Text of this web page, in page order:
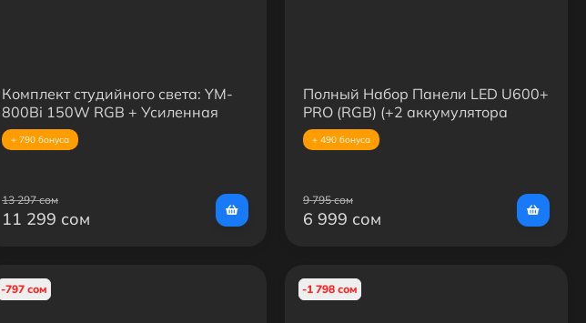
Комплект студийного света: YM-
800Bi 150W RGB + Усиленная
стойка + Сферический софтбокс
65 см
+ 790 бонуса
13 297 сом
11 299 сом
Полный Набор Панели LED U600+
PRO (RGB) (+2 аккумулятора
5200mAh+З/У)
+ 490 бонуса
9 795 сом
6 999 сом
-797 сом -1 798 сом